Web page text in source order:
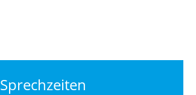
Sprechzeiten